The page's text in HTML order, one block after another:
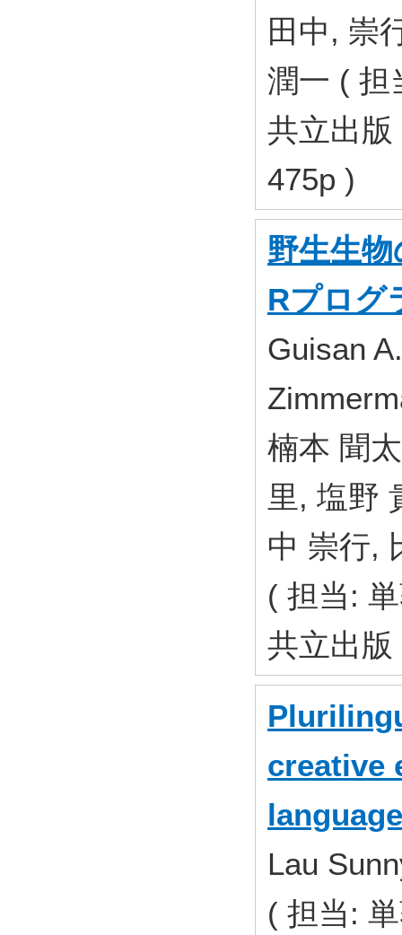
田中, 崇
潤一 ( 担
共立出
475p )
野生生
Rプログ
Guisan
楠本 聞
里, 塩野
中 崇行,
( 担当:
共立出
creative
Lau
( 担当: